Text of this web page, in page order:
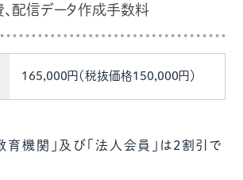
、配信データ作成手数料
165,000円（税抜価格150,000円）
育機関」及び「法人会員」は2割引で